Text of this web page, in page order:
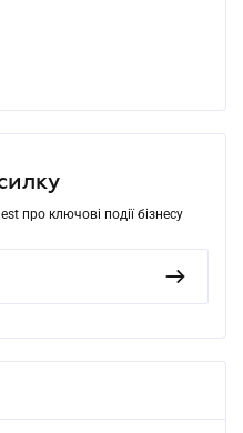
про ключові події бізнесу